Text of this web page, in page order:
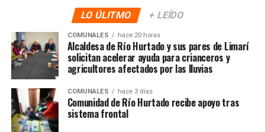
LO ÚLITMO + LEÍDO
COMUNALES hace 20 horas
Alcaldesa de Río Hurtado y sus pares de Limarí
solicitan acelerar ayuda para crianceros y
agricultores afectados por las lluvias
COMUNALES hace 3 días
Comunidad de Río Hurtado recibe apoyo tras
sistema frontal